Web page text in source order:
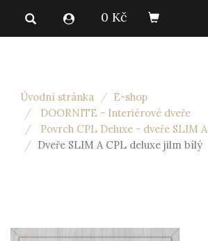
0 Kč
Úvodní stránka
E-shop
DOORNITE - Interiérové dveře
Povrch CPL Deluxe - dveře SLIM A
Dveře SLIM A CPL deluxe jilm bílý